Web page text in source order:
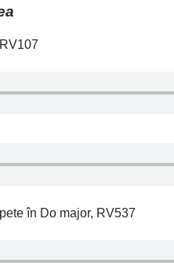
în Do major, RV537